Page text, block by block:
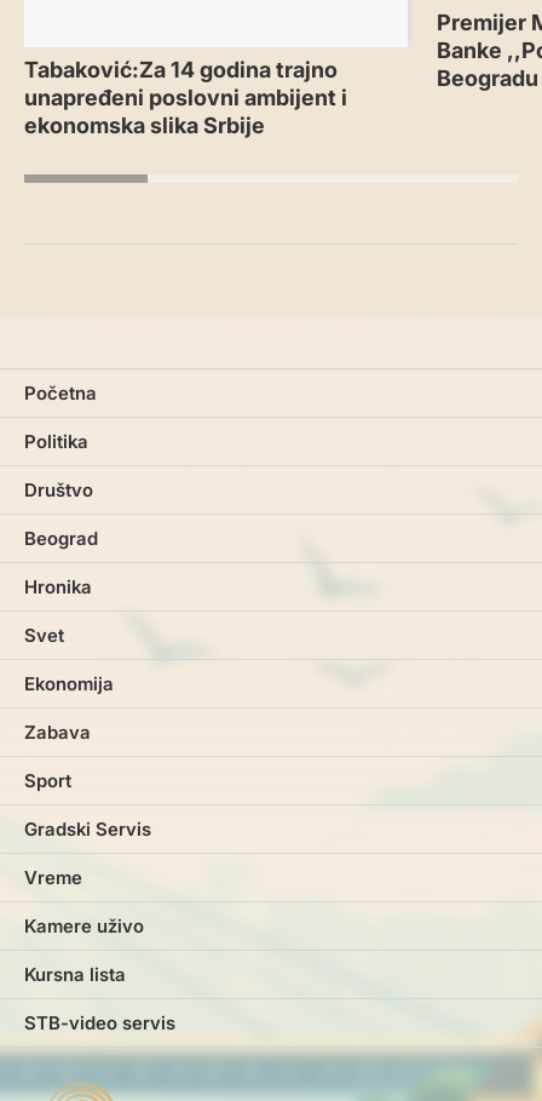
Tabaković:Za 14 godina trajno
unapređeni poslovni ambijent i
ekonomska slika Srbije
Premijer
Banke
Beogradu
Početna
Politika
Društvo
Beograd
Hronika
Svet
Ekonomija
Zabava
Sport
Gradski Servis
Vreme
Kamere uživo
Kursna lista
STB-video servis